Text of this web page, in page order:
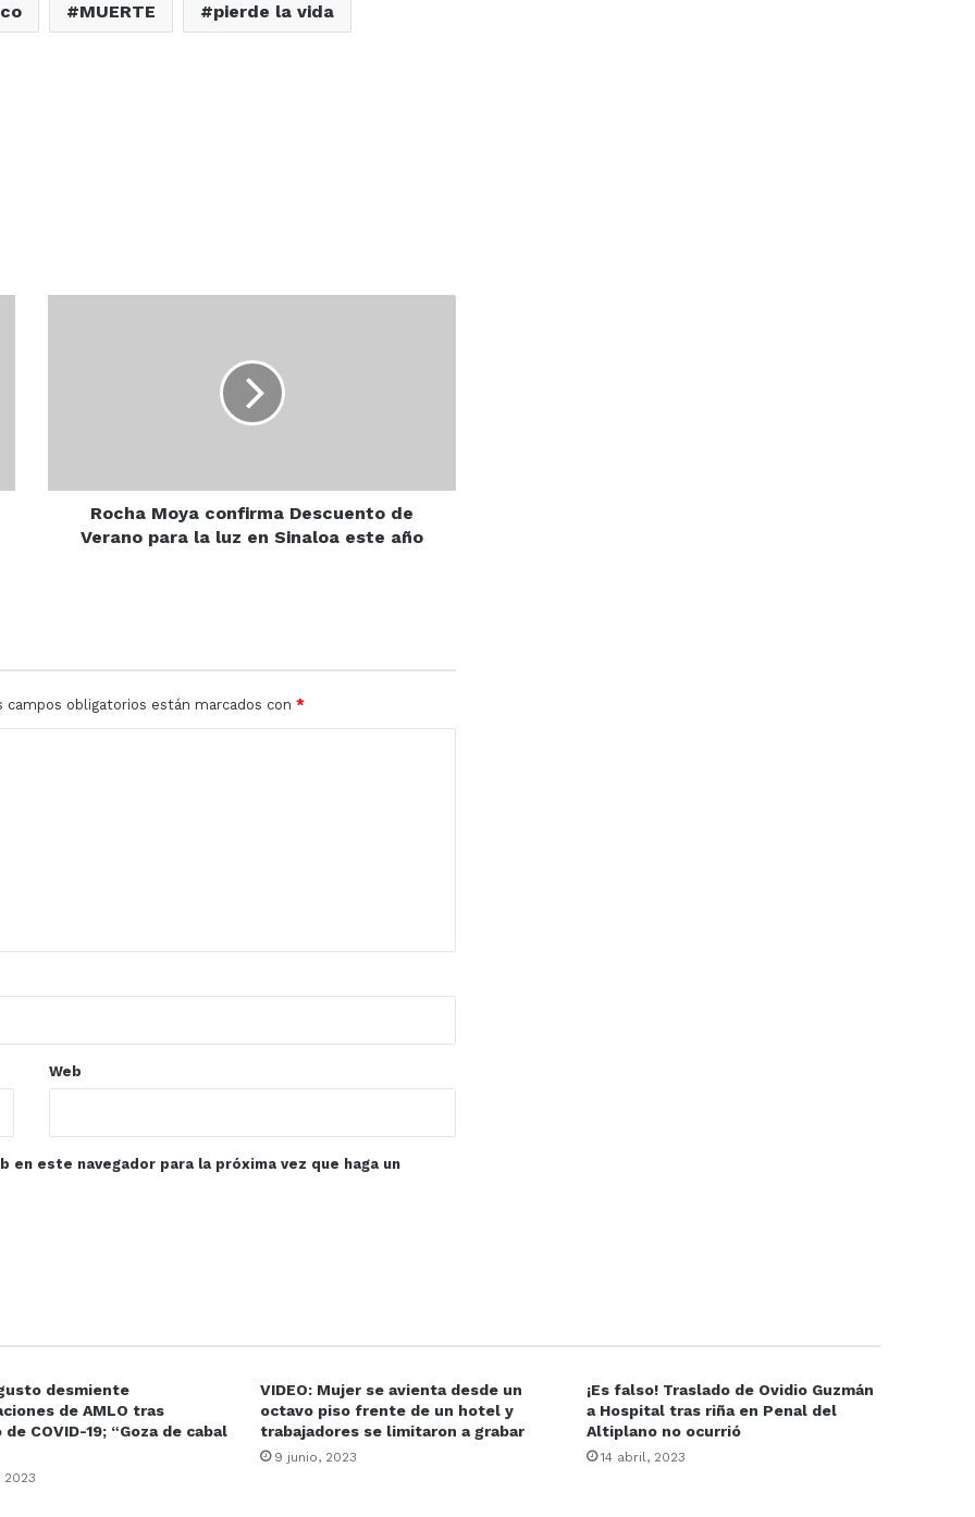
MUERTE pierde la vida
luz
Sinaloa
Rocha Moya confirma Descuento de
Verano para la luz en Sinaloa este año
campos obligatorios están marcados con *
Web
este navegador para la próxima vez que haga un
desmiente
de AMLO tras
COVID-19; “Goza de cabal
2023
VIDEO: Mujer se avienta desde un
octavo piso frente de un hotel y
trabajadores se limitaron a grabar
9 junio, 2023
¡Es falso! Traslado de Ovidio Guzmán
a Hospital tras riña en Penal del
Altiplano no ocurrió
14 abril, 2023